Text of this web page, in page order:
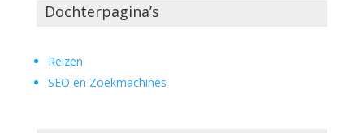
Dochterpagina’s
Reizen
SEO en Zoekmachines